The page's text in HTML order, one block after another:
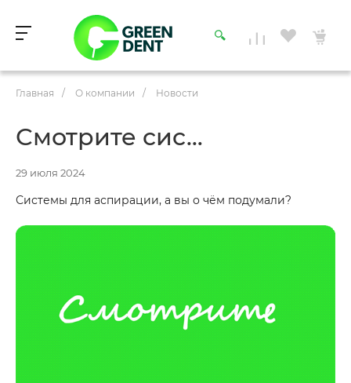
Главная / О компании / Новости
Смотрите сис…
29 июля 2024
Системы для аспирации, а вы о чём подумали?